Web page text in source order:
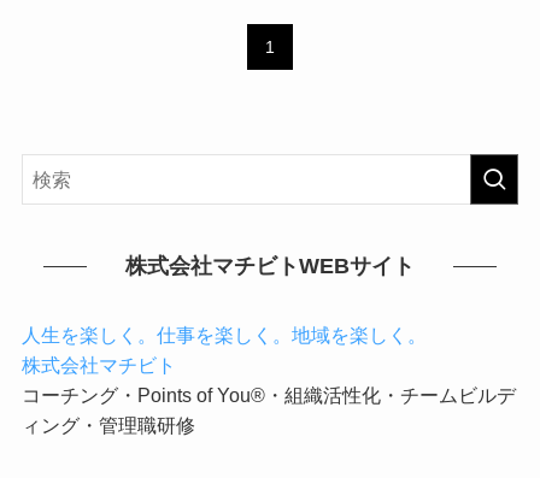
1
株式会社マチビトWEBサイト
人生を楽しく。仕事を楽しく。地域を楽しく。
株式会社マチビト
コーチング・Points of You®・組織活性化・チームビルデ
ィング・管理職研修